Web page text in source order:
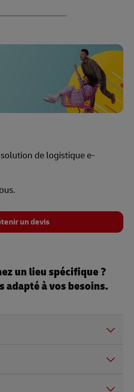
de logistique e-
un devis
un lieu spécifique ?
adapté à vos besoins.